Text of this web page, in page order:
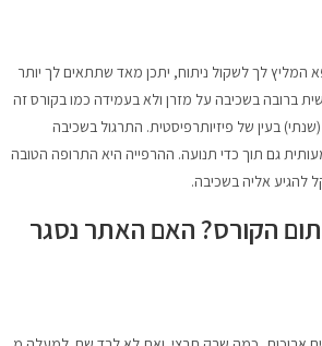
המליץ לך לשקול ניתוח, יתכן מאד שתתאים לך יותר
ברובה בשכיבה על מזרן ולא בעמידה כמו בקורס זה
בעין של פיזיותרפיסטית. התרגול בשכיבה
גם תוך כדי תנועה. ההרפייה היא התרופה הטובה
להגיע אליה בשכיבה.
הקורס? האם האתר נסגר